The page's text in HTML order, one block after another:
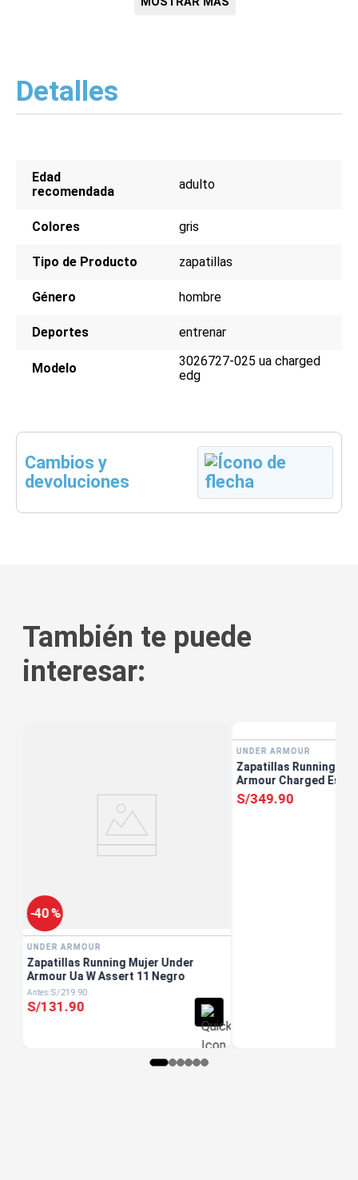
Color: Gris
Detalles
Edad
recomendada
adulto
Colores gris
Tipo de Producto zapatillas
Género hombre
Deportes entrenar
Modelo
3026727-025 ua charged
edg
Cambios y
devoluciones
También te puede
interesar:
-40 %
UNDER ARMOUR
Zapatillas Running Mujer Under
Armour Ua W Assert 11 Negro
S/219.90
S/131.90
UNDER ARMOUR
Zapatillas Running
Armour Charged
S/349.90